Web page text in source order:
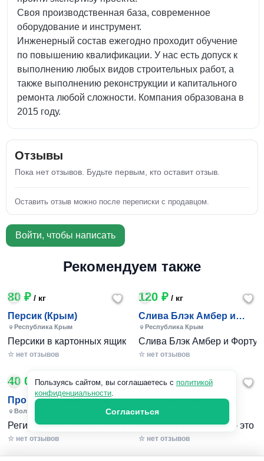
Своя производственная база, современное
оборудование и инструмент.
Инженерный состав ежегодно проходит обучение
по повышению квалификации. У нас есть допуск к
выполнению любых видов строительных работ, а
также выполнению реконструкции и капитального
ремонта любой сложности. Компания образована в
2015 году.
Отзывы
Пока нет отзывов. Будьте первым, кто оставит отзыв.
Оставить отзыв можно после переписки с продавцом.
Войти, чтобы написать
Рекомендуем также
80 ₽ / кг
Персик (Крым)
Республика Крым
Персики в картонных ящиках по 7-10 кг. Цена 80-200 руб
☆ нет отзывов
120 ₽/ кг
Слива Блэк Амбер и
Фортуна (Крым)
Республика Крым
Слива Блэк Амбер и
☆ нет отзывов
40 000 ₽
Пропишу временно и
постоянно в Волжском
Волгоградская область
Регистрация граждан РФ. Временная и постоянная
☆ нет отзывов
240 801 ₽/ 1шт
Черный комфорт
Московская область
«Черный Комфорт» — это
☆ нет отзывов
Пользуясь сайтом, вы соглашаетесь с политикой
конфиденциальности.
Согласиться